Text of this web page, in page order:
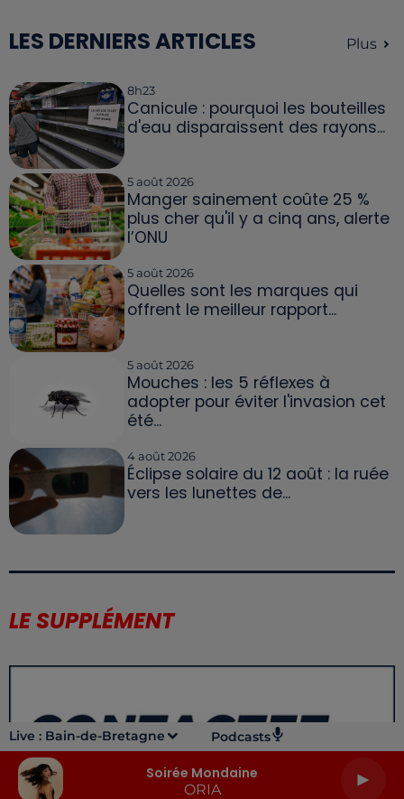
Live : Bain-de-Bretagne Podcasts
Soirée Mondaine
ORIA
LES DERNIERS ARTICLES Plus
8h23
Canicule : pourquoi les bouteilles
d'eau disparaissent des rayons...
5 août 2026
Manger sainement coûte 25 %
plus cher qu'il y a cinq ans, alerte
l’ONU
5 août 2026
Quelles sont les marques qui
offrent le meilleur rapport...
5 août 2026
Mouches : les 5 réflexes à
adopter pour éviter l'invasion cet
été...
4 août 2026
Éclipse solaire du 12 août : la ruée
vers les lunettes de...
LE SUPPLÉMENT